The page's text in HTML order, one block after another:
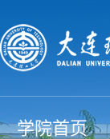
学院首页